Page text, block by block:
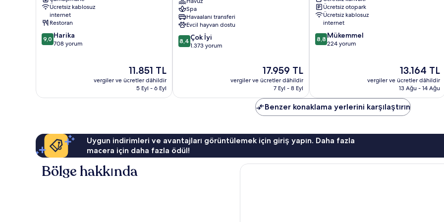
Ücretsiz kablosuz
internet
Restoran
10
üzerinden
9,0 Harika
708 yorum
Güncel
fiyat:
11.851 TL
11.851 TL
vergiler ve ücretler dâhildir
5 Eyl - 6 Eyl
Resort
&
Spa
St.
Thomas
Spa
Havaalanı transferi
Evcil hayvan dostu
10
üzerinden
8,4 Çok İyi
1.373 yorum
Güncel
fiyat:
17.959 TL
17.959 TL
vergiler ve ücretler dâhildir
7 Eyl - 8 Eyl
Havensight
Ücretsiz otopark
Ücretsiz kablosuz
internet
10
üzerinden
8,8 Mükemmel
224 yorum
Güncel
fiyat:
13.164 TL
13.164 TL
vergiler ve ücretler dâhildir
13 Ağu - 14 Ağu
Benzer konaklama yerlerini karşılaştırın
Uygun indirimleri ve avantajları görüntülemek için giriş yapın. Daha fazla
macera için daha fazla ödül!
Bölge hakkında